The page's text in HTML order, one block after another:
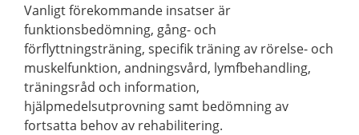
Vanligt förekommande insatser är
funktionsbedömning, gång- och
förflyttningsträning, specifik träning av rörelse- och
muskelfunktion, andningsvård, lymfbehandling,
träningsråd och information,
hjälpmedelsutprovning samt bedömning av
fortsatta behov av rehabilitering.